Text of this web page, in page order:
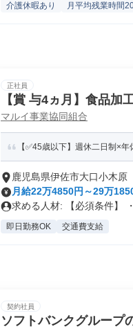
介護休暇あり 月平均残業時間
正社員
【賞 与4ヵ月】食品加
マルイ事業協同組合
【✅45歳以下】週休二日制×
鹿児島県伊佐市大口小木原
月給22万4850円～29万
求める人材: 【必須条件】
即日勤務OK 交通費支給
契約社員
ソフトバンクグループ